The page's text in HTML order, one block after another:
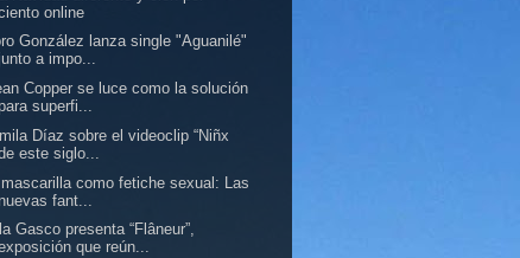
online
González lanza single "Aguanilé"
junto a impo...
Copper se luce como la solución
superfi...
Díaz sobre el videoclip “Niñx
este siglo...
como fetiche sexual: Las
nuevas fant...
Gasco presenta “Flâneur”,
que reún...